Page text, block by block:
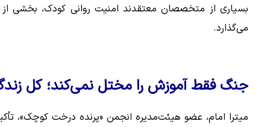
بسیاری از متخصصان معتقدند امنیت روانی کودک، بخشی
می‌گذارد.
جنگ فقط آموزش را مختل نمی‌کند؛ کل
میترا امام، عضو هیئت‌مدیره انجمن «پرنده درخت کوچک»،